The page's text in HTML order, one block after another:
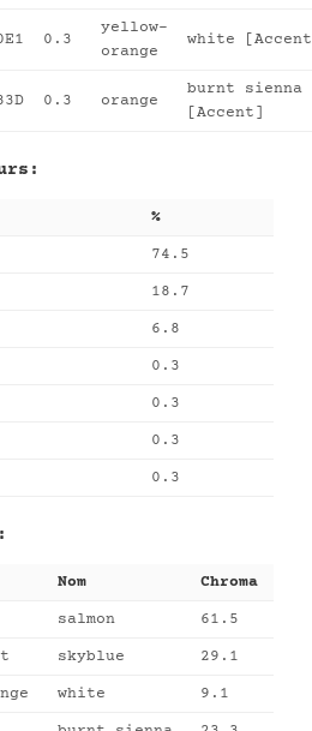
0.3
yellow-
orange
white
0.3 orange
burnt sienna
[Accent]
%
74.5
18.7
6.8
0.3
0.3
0.3
0.3
Nom Chroma
salmon 61.5
skyblue 29.1
white 9.1